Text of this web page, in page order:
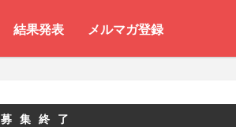
結果発表 メルマガ登録
募集終了